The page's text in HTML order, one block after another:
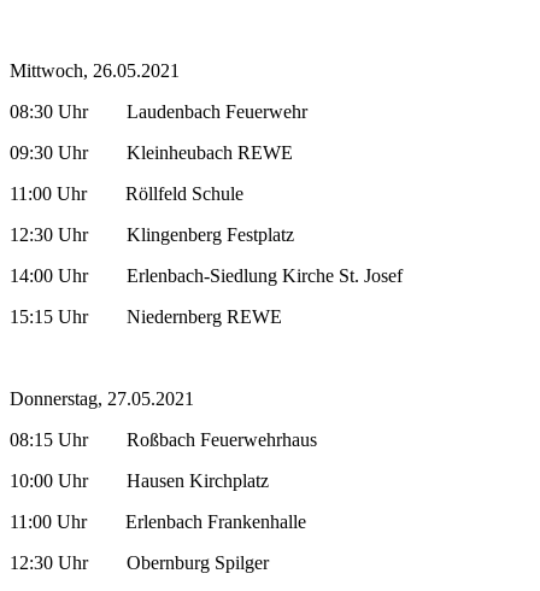
Mittwoch, 26.05.2021
08:30 Uhr Laudenbach Feuerwehr
09:30 Uhr Kleinheubach REWE
11:00 Uhr Röllfeld Schule
12:30 Uhr Klingenberg Festplatz
14:00 Uhr Erlenbach-Siedlung Kirche St. Josef
15:15 Uhr Niedernberg REWE
Donnerstag, 27.05.2021
08:15 Uhr Roßbach Feuerwehrhaus
10:00 Uhr Hausen Kirchplatz
11:00 Uhr Erlenbach Frankenhalle
12:30 Uhr Obernburg Spilger